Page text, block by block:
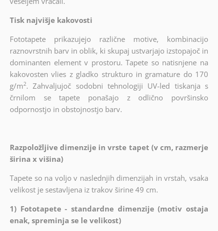
Tisk najvišje kakovosti
Fototapete prikazujejo različne motive, kombinacijo
raznovrstnih barv in oblik, ki skupaj ustvarjajo izstopajoč in
dominanten element v prostoru. Tapete so natisnjene na
kakovosten vlies z gladko strukturo in gramature do 170
g/m2. Zahvaljujoč sodobni tehnologiji UV-led tiskanja s
črnilom se tapete ponašajo z odlično površinsko
odpornostjo in obstojnostjo barv.
Razpoložljive dimenzije in vrste tapet (v cm, razmerje
širina x višina)
Tapete so na voljo v naslednjih dimenzijah in vrstah, vsaka
velikost je sestavljena iz trakov širine 49 cm.
1) Fototapete - standardne dimenzije (motiv ostaja
enak, spreminja se le velikost)